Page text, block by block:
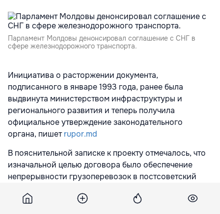
Парламент Молдовы денонсировал соглашение с СНГ в
сфере железнодорожного транспорта.
Инициатива о расторжении документа,
подписанного в январе 1993 года, ранее была
выдвинута министерством инфраструктуры и
регионального развития и теперь получила
официальное утверждение законодательного
органа, пишетrupor.md
В пояснительной записке к проекту отмечалось, что
изначальной целью договора было обеспечение
непрерывности грузоперевозок в постсоветский
соглашение признано неактуальным, так как